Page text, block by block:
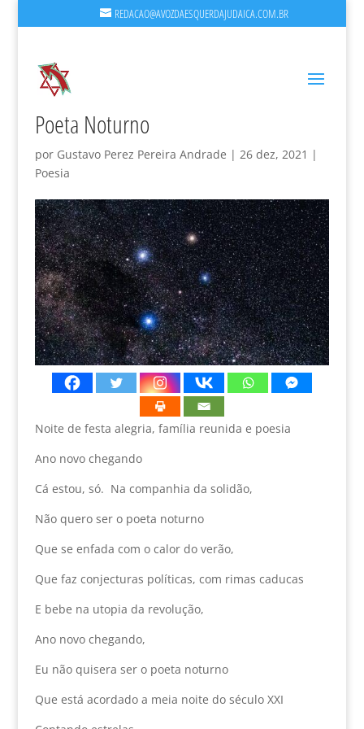
REDACAO@AVOZDAESQUERDAJUDAICA.COM.BR
Poeta Noturno
por Gustavo Perez Pereira Andrade | 26 dez, 2021 |
Poesia
Noite de festa alegria, família reunida e poesia
Ano novo chegando
Cá estou, só. Na companhia da solidão,
Não quero ser o poeta noturno
Que se enfada com o calor do verão,
Que faz conjecturas políticas, com rimas caducas
E bebe na utopia da revolução,
Ano novo chegando,
Eu não quisera ser o poeta noturno
Que está acordado a meia noite do século XXI